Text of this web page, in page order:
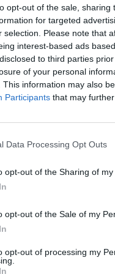
opt-out of the sale,
for targeted
selection. Please note that
interest-based ads
to third parties
of your personal
This information may also
Participants that may
Data Processing Opt Outs
opt-out of the Sharing of my
opt-out of the Sale of my
opt-out of processing my
hatása, a közös
szobrászatának
c. kiállítás a
építkező
periódusok
kapnak. A Farkas
kisplasztika,
síremlékplasztika,
nyelvezet, a
alkotások